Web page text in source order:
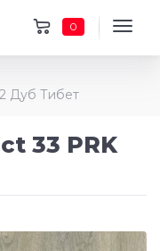
0
Дуб Тибет
33 PRK